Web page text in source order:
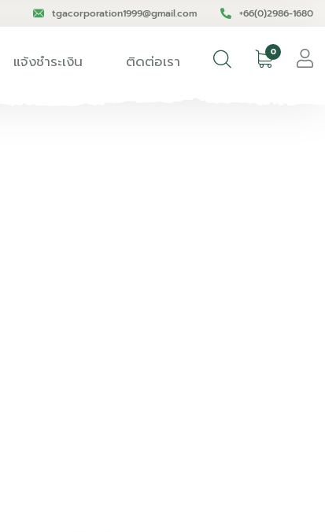
tgacorporation1999@gmail.com +66(0)2986-1680
แจ้งชำระเงิน ติดต่อเรา 0